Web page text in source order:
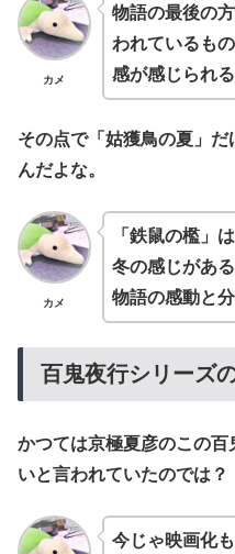
カメ
物語の最後の
われているも
感が感じられる
その点で「姑獲鳥の夏」
んだよな。
カメ
「鉄鼠の檻」
冬の感じがあ
物語の感動と
百鬼夜行シリーズ
かつては京極夏彦のこの
いと言われていたのでは？
今じゃ映画化